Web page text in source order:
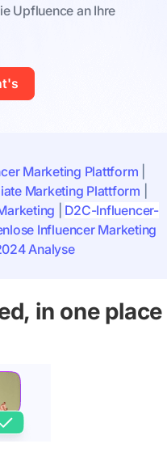
Upfluence an Ihre
Marketing Plattform
Marketing Plattform
D2C-Influencer-
Influencer Marketing
Analyse
in one place